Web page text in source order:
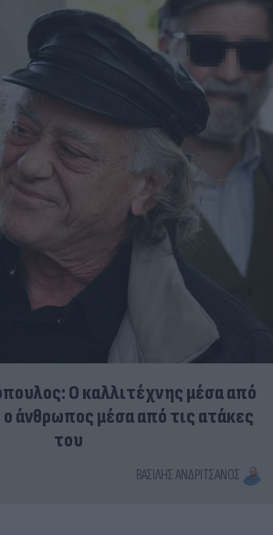
Ο καλλιτέχνης μέσα από
ο άνθρωπος μέσα από τις ατάκες
του
ΒΑΣΊΛΗΣ ΑΝΔΡΙΤΣΆΝΟΣ